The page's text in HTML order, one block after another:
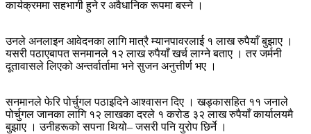
कार्यक्रममा सहभागी हुने र अवैधानिक रूपमा बस्‍ने ।
उनले अनलाइन आवेदनका लागि मात्रै म्यानपावरलाई १ लाख रुपैयाँ बुझाए ।
यसरी पठाएबापत सनमानले १२ लाख रुपैयाँ खर्च लाग्‍ने बताए । तर जर्मनी
दूतावासले लिएको अन्तर्वार्तामा भने सुजन अनुत्तीर्ण भए ।
सनमानले फेरि पोर्चुगल पठाइदिने आश्वासन दिए । खड्कासहित ११ जनाले
पोर्चुगल जानका लागि १२ लाखका दरले १ करोड ३२ लाख रुपैयाँ कार्यालयमै
बुझाए । उनीहरूको सपना थियो– जसरी पनि युरोप छिर्ने ।